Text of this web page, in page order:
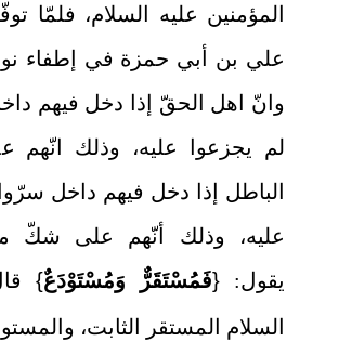
المؤمنين عليه‌ السلام، فلمّا
علي بن أبي حمزة في إطفاء نور
وانّ اهل الحقّ إذا دخل فيهم
لم يجزعوا عليه، وذلك
الباطل إذا دخل فيهم داخل
عليه، وذلك أنّهم على شكّ
يقول: {فَمُسْتَقَرٌّ وَمُسْتَوْدَعٌ}
السلام المستقر الثابت،